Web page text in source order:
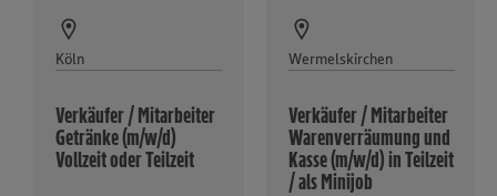
Köln
Verkäufer / Mitarbeiter
Getränke (m/w/d)
Vollzeit oder Teilzeit
Wermelskirchen
Verkäufer / Mitarbeiter
Warenverräumung und
Kasse (m/w/d) in Teilzeit
/ als Minijob